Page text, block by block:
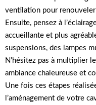
ventilation pour renouveler
Ensuite, pensez à
accueillante et plus
suspensions, des lampes
N’hésitez pas à multiplier
ambiance chaleureuse et
Une fois ces étapes
l’aménagement de votre